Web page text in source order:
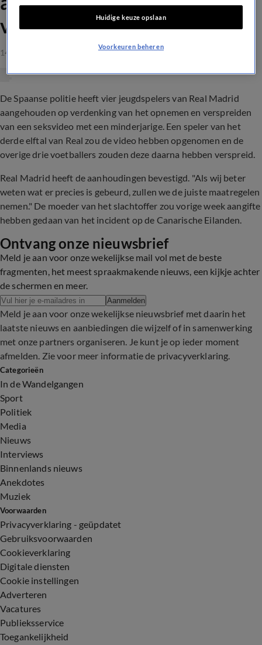
verspreiden seksvideo
14 sep 2023, 20:29
De Spaanse politie heeft vier jeugdspelers van Real Madrid
aangehouden op verdenking van het opnemen en verspreiden
van een seksvideo met een minderjarige. Een speler van het
derde elftal van Real zou de video hebben opgenomen en de
overige drie voetballers zouden deze daarna hebben verspreid.
Real Madrid heeft de aanhoudingen bevestigd. "Als wij beter
weten wat er precies is gebeurd, zullen we de juiste maatregelen
nemen." De moeder van het slachtoffer zou vorige week aangifte
hebben gedaan van het incident op de Canarische Eilanden.
Ontvang onze nieuwsbrief
Meld je aan voor onze wekelijkse mail vol met de beste
fragmenten, het meest spraakmakende nieuws, een kijkje achter
de schermen en meer.
Aanmelden
Meld je aan voor onze wekelijkse nieuwsbrief met daarin het
laatste nieuws en aanbiedingen die wijzelf of in samenwerking
met onze partners organiseren. Je kunt je op ieder moment
afmelden. Zie voor meer informatie de privacyverklaring.
Categorieën
In de Wandelgangen
Sport
Politiek
Media
Nieuws
Interviews
Binnenlands nieuws
Anekdotes
Muziek
Voorwaarden
Privacyverklaring - geüpdatet
Gebruiksvoorwaarden
Cookieverklaring
Digitale diensten
Cookie instellingen
Adverteren
Vacatures
Publieksservice
Toegankelijkheid
Huidige keuze opslaan
Voorkeuren beheren